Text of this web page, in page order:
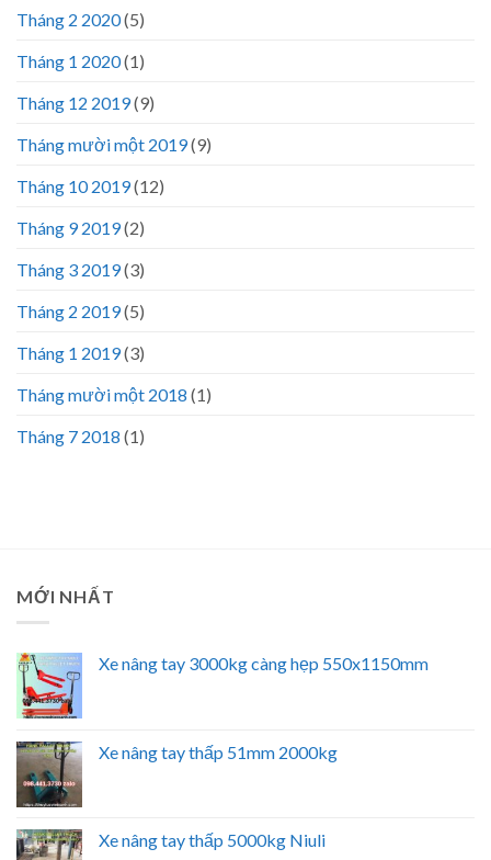
Tháng 2 2020(5)
Tháng 1 2020(1)
Tháng 12 2019(9)
Tháng mười một 2019(9)
Tháng 10 2019(12)
Tháng 9 2019(2)
Tháng 3 2019(3)
Tháng 2 2019(5)
Tháng 1 2019(3)
Tháng mười một 2018 (1)
Tháng 7 2018 (1)
MỚI NHẤT
Xe nâng tay 3000kg càng hẹp 550x1150mm
Xe nâng tay thấp 51mm 2000kg
Xe nâng tay thấp 5000kg Niuli